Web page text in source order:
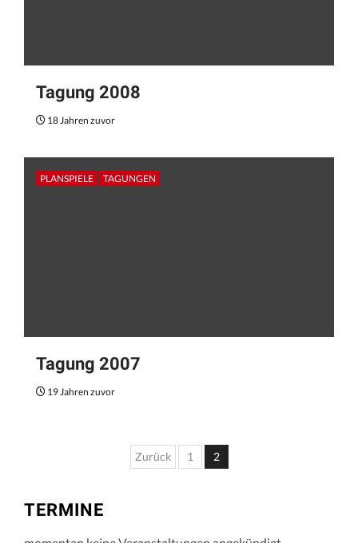
Tagung 2008
18 Jahren zuvor
PLANSPIELE TAGUNGEN
Tagung 2007
19 Jahren zuvor
Seitennummerierung
Zurück 1 2
TERMINE